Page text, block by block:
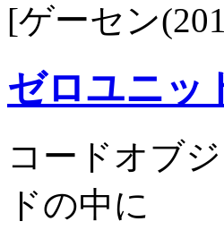
[ゲーセン
ゼロユニッ
コードオブ
ドの中に